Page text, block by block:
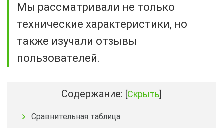
Мы рассматривали не только
технические характеристики, но
также изучали отзывы
пользователей.
Содержание: [Скрыть]
Сравнительная таблица